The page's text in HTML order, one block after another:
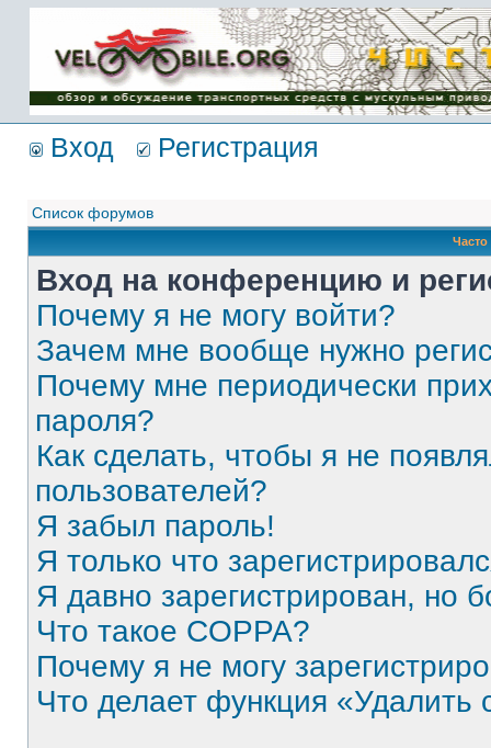
Имя пользователя:
Пароль:
{ LOG_ME_IN_SHORT
}
Вход Регистрация
Список форумов
Вход на конференцию и
Почему я не могу войти?
Зачем мне вообще нужно
Почему мне периодически
пароля?
Как сделать, чтобы я не
пользователей?
Я забыл пароль!
Я только что
Я давно зарегистрирован, но
Что такое COPPA?
Почему я не могу
Что делает функция